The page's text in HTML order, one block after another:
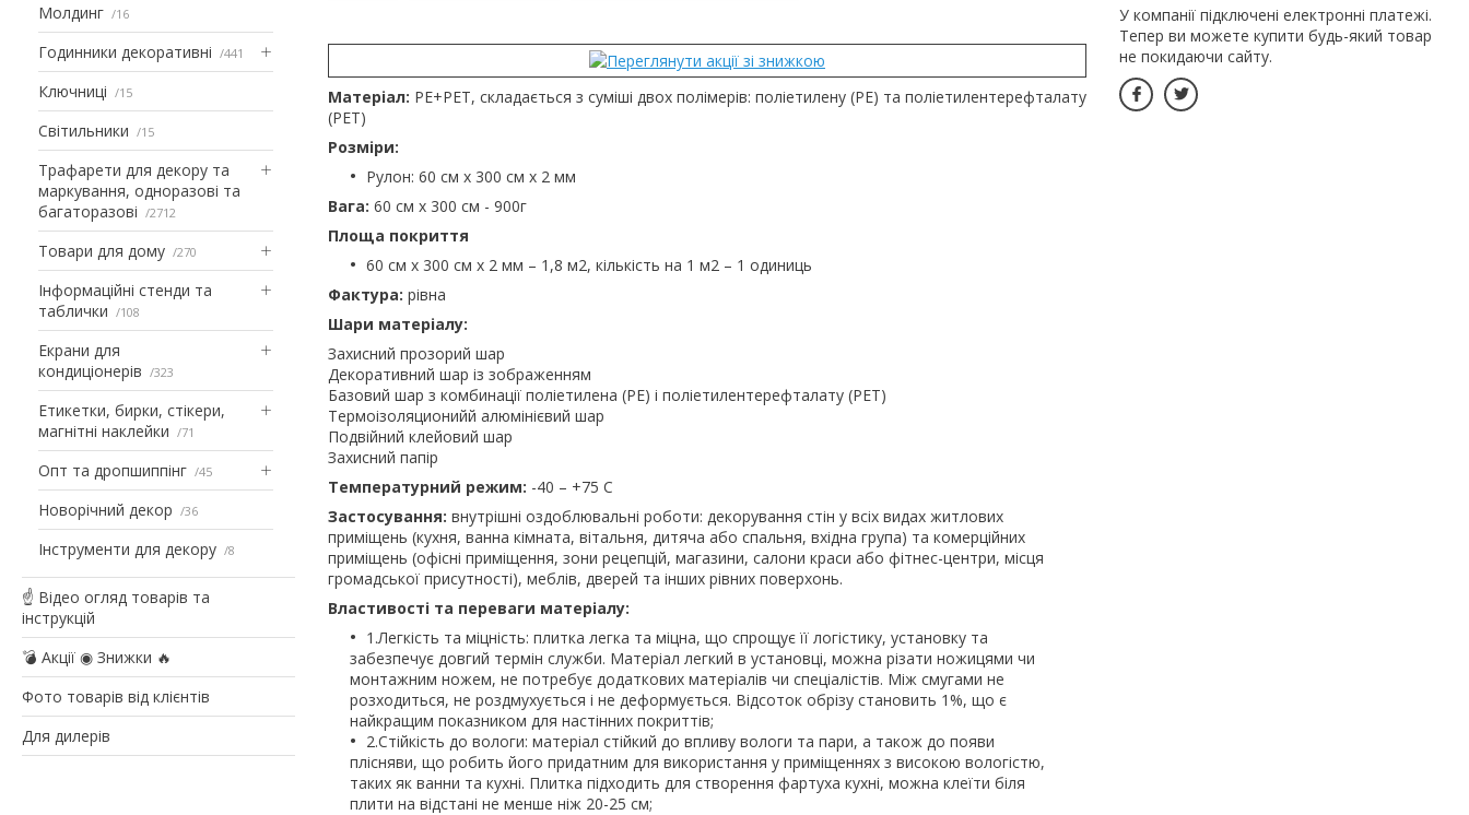
Молдинг 16
Годинники декоративні 441
Ключниці 15
Світильники 15
Трафарети для декору та
маркування, одноразові та
багаторазові
2712
Товари для дому 270
Інформаційні стенди та
таблички
108
Екрани для
кондиціонерів
323
Етикетки, бирки, стікери,
магнітні наклейки
71
Опт та дропшиппінг 45
Новорічний декор 36
Інструменти для декору 8
☝ Відео огляд товарів та
інструкцій
💣 Акції ◉ Знижки 🔥
Фото товарів від клієнтів
Для дилерів
Матеріал: PE+PET, складається з суміші двох полімерів: поліетилену (PE) та поліетилентерефталату
(PET)
Розміри:
Рулон: 60 см х 300 см х 2 мм
Вага: 60 см х 300 см - 900г
Площа покриття
60 см х 300 см х 2 мм – 1,8 м2, кількість на 1 м2 – 1 одиниць
Фактура: рівна
Шари матеріалу:
Захисний прозорий шар
Декоративний шар із зображенням
Базовий шар з комбинації поліетилена (PE) і поліетилентерефталату (PET)
Термоізоляционийй алюмінієвий шар
Подвійний клейовий шар
Захисний папір
Температурний режим: -40 – +75 С
Застосування: внутрішні оздоблювальні роботи: декорування стін у всіх видах житлових
приміщень (кухня, ванна кімната, вітальня, дитяча або спальня, вхідна група) та комерційних
приміщень (офісні приміщення, зони рецепцій, магазини, салони краси або фітнес-центри, місця
громадської присутності), меблів, дверей та інших рівних поверхонь.
Властивості та переваги матеріалу:
1.Легкість та міцність: плитка легка та міцна, що спрощує її логістику, установку та
забезпечує довгий термін служби. Матеріал легкий в установці, можна різати ножицями чи
монтажним ножем, не потребує додаткових матеріалів чи спеціалістів. Між смугами не
розходиться, не роздмухується і не деформується. Відсоток обрізу становить 1%, що є
найкращим показником для настінних покриттів;
2.Стійкість до вологи: матеріал стійкий до впливу вологи та пари, а також до появи
плісняви, що робить його придатним для використання у приміщеннях з високою вологістю,
таких як ванни та кухні. Плитка підходить для створення фартуха кухні, можна клеїти біля
плити на відстані не менше ніж 20-25 см;
У компанії підключені електронні платежі.
Тепер ви можете купити будь-який товар
не покидаючи сайту.